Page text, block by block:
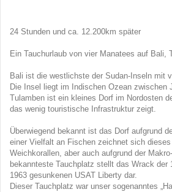
24 Stunden und ca. 12.200km später
Ein Tauchurlaub von vier Manatees auf Bali,
Bali ist die westlichste der Sudan-Inseln mit
Die Insel liegt im Indischen Ozean zwischen
Tulamben ist ein kleines Dorf im Nordosten
das wenig touristische Infrastruktur zeigt.
Überwiegend bekannt ist das Dorf aufgrund
einer Vielfalt an Fischen zeichnet sich dieses
Weichkorallen, aber auch aufgrund der
bekannteste Tauchplatz stellt das Wrack der
1963 gesunkenen USAT Liberty dar.
Dieser Tauchplatz war unser sogenanntes